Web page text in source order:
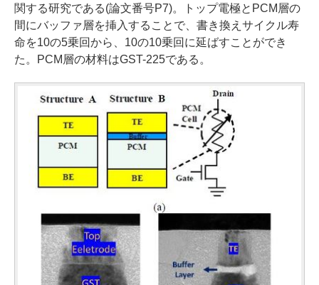
関する研究である(論文番号P7)。トップ電極とPCM層の
間にバッファ層を挿入することで、書き換えサイクル寿
命を10の5乗回から、10の10乗回に延ばすことができ
た。PCM層の材料はGST-225である。